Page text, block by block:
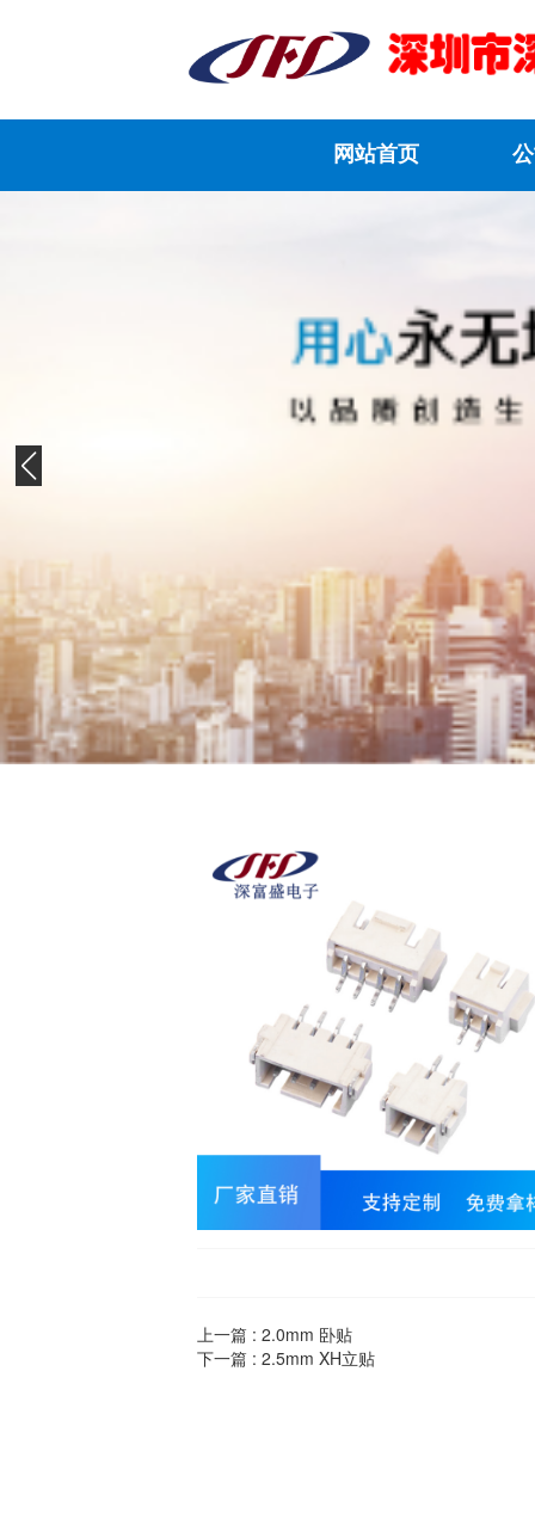
网站首页
上一篇 : 2.0mm 卧贴
下一篇 : 2.5mm XH立贴